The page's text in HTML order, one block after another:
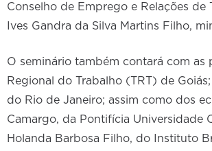
Conselho de Emprego e Relações
Ives Gandra da Silva Martins Filho,
O seminário também contará com as
Regional do Trabalho (TRT) de
do Rio de Janeiro; assim como dos
Camargo, da Pontifícia Universidade
Holanda Barbosa Filho, do Instituto